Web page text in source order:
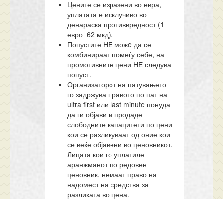
Цените се изразени во евра,
уплатата е исклучиво во
денараска противвредност (1
евро=62 мкд).
Попустите НЕ можe да се
комбинираат помеѓу себе, на
промотивните цени НЕ следува
попуст.
Организаторот на патувањето
го задржува правото по пат на
ultra first или last minute понуда
да ги објави и продаде
слободните капацитети по цени
кои се разликуваат од оние кои
се веќе објавени во ценовникот.
Лицата кои го уплатиле
аранжманот по редовен
ценовник, немаат право на
надомест на средства за
разликата во цена.